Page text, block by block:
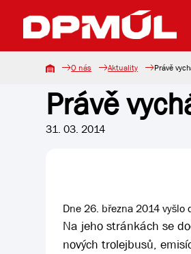
Uzavření mostu Dr. E.
Lanová dráha
Základní údaje
O nás Aktuality Právě
Právě
31. 03. 2014
Dne 26. března 2014 vyšlo
Na jeho stránkách se
nových trolejbusů,